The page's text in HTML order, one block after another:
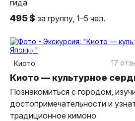
гида
495 $ за группу, 1–5 чел.
индивидуальная
Киото
17
Киото — культурное
Познакомиться с городом,
достопримечательности и
традиционное кимоно